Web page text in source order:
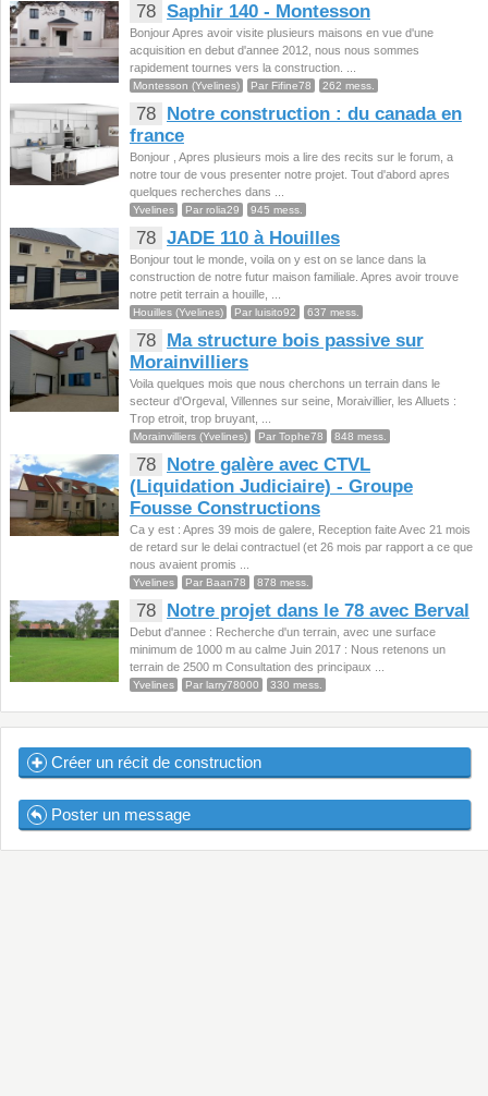
78 Saphir 140 - Montesson
Bonjour Apres avoir visite plusieurs maisons en vue d'une
acquisition en debut d'annee 2012, nous nous sommes
rapidement tournes vers la construction. ...
Montesson (Yvelines) Par Fifine78 262 mess.
78
Notre construction : du canada en
france
Bonjour , Apres plusieurs mois a lire des recits sur le forum, a
notre tour de vous presenter notre projet. Tout d'abord apres
quelques recherches dans ...
Yvelines Par rolia29 945 mess.
78 JADE 110 à Houilles
Bonjour tout le monde, voila on y est on se lance dans la
construction de notre futur maison familiale. Apres avoir trouve
notre petit terrain a houille, ...
Houilles (Yvelines) Par luisito92 637 mess.
78
Ma structure bois passive sur
Morainvilliers
Voila quelques mois que nous cherchons un terrain dans le
secteur d'Orgeval, Villennes sur seine, Moraivillier, les Alluets :
Trop etroit, trop bruyant, ...
Morainvilliers (Yvelines) Par Tophe78 848 mess.
78
Notre galère avec CTVL
(Liquidation Judiciaire) - Groupe
Fousse Constructions
Ca y est : Apres 39 mois de galere, Reception faite Avec 21 mois
de retard sur le delai contractuel (et 26 mois par rapport a ce que
nous avaient promis ...
Yvelines Par Baan78 878 mess.
78 Notre projet dans le 78 avec Berval
Debut d'annee : Recherche d'un terrain, avec une surface
minimum de 1000 m au calme Juin 2017 : Nous retenons un
terrain de 2500 m Consultation des principaux ...
Yvelines Par larry78000 330 mess.
Créer un récit de construction
Poster un message